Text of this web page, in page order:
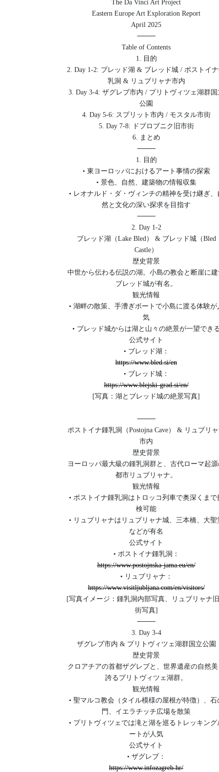
The Da Vinci Art Project
Eastern Europe Art Exploration Report
April 2025
⸻
Table of Contents
1. 目的
2. Day 1-2: ブレッド湖 & ブレッド城 / ポストイ
乳洞 & リュブリャナ市内
3. Day 3-4: ザグレブ市内 / プリトヴィツェ湖群国
公園
4. Day 5-6: スプリット市内 / モスタル市街
5. Day 7-8: ドブロブニク旧市街
6. まとめ
⸻
1. 目的
• 東ヨーロッパにおけるアート事情の探索
• 景色、自然、建築物の情報収集
• レオナルド・ダ・ヴィンチの精神を受け継ぎ、
然と文化の深い探求を目指す
⸻
2. Day 1-2
ブレッド湖（Lake Bled） & ブレッド城（Bled
Castle）
歴史背景
中世から伝わる伝説の湖。小島の教会と断崖に
ブレッド城が有名。
観光情報
• 湖畔の散策、手漕ぎボートで小島に渡る体験が
気
• ブレッド城からは湖と山々の絶景が一望でき
公式サイト
• ブレッド湖：
https://www.bled.si/en
• ブレッド城：
https://www.blejski-grad.si/en/
[写真：湖とブレッド城の絶景写真]
⸻
ポストイナ鍾乳洞（Postojna Cave） & リュブリ
市内
歴史背景
ヨーロッパ最大級の鍾乳洞群と、古代ローマ起
都市リュブリャナ。
観光情報
• ポストイナ鍾乳洞はトロッコ列車で奥深くまで
検可能
• リュブリャナはリュブリャナ城、三本橋、大聖
などが有名
公式サイト
• ポストイナ鍾乳洞：
https://www.postojnska-jama.eu/en/
• リュブリャナ：
https://www.visitljubljana.com/en/visitors/
[写真イメージ：鍾乳洞内部写真、リュブリャナ
街写真]
⸻
3. Day 3-4
ザグレブ市内 & プリトヴィツェ湖群国立公園
歴史背景
クロアチアの首都ザグレブと、世界遺産の自然
誇るプリトヴィツェ湖群。
観光情報
• 聖マルコ教会（タイル模様の屋根が特徴）、石
門、イエラチッチ広場を散策
• プリトヴィツェでは滝と湖を巡るトレッキング
ートが人気
公式サイト
• ザグレブ：
https://www.infozagreb.hr/